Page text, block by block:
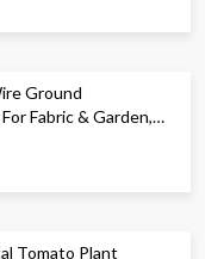
Ground
Fabric & Garden,
Tomato Plant